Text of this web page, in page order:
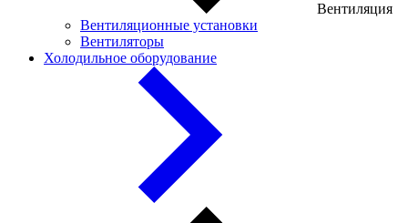
Вентиляция
Вентиляционные установки
Вентиляторы
Холодильное оборудование